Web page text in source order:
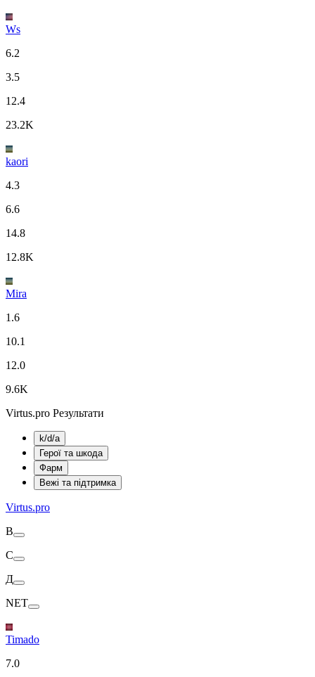
Ws
6.2
3.5
12.4
23.2K
kaori
4.3
6.6
14.8
12.8K
Mira
1.6
10.1
12.0
9.6K
Virtus.pro Результати
k/d/a
Герої та шкода
Фарм
Вежі та підтримка
Virtus.pro
В
С
Д
NET
Timado
7.0